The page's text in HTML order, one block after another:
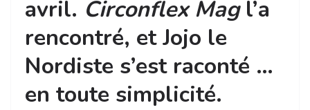
avril. Circonflex Magl’a
rencontré, et Jojo le
Nordiste s’est raconté …
en toute simplicité.